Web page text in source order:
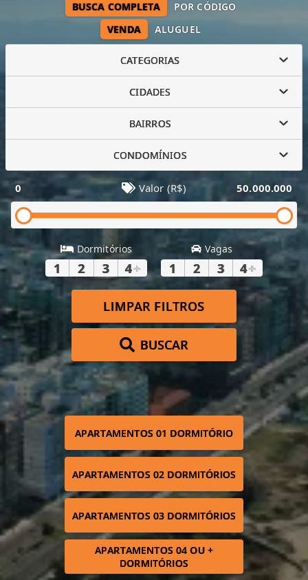
VENDA ALUGUEL
BUSCA COMPLETA POR CÓDIGO
CATEGORIAS
CIDADES
BAIRROS
CONDOMÍNIOS
0 Valor (R$) 50.000.000
Dormitórios
1 2 3 4+
Vagas
1 2 3 4+
LIMPAR FILTROS
BUSCAR
APARTAMENTOS 01 DORMITÓRIO
APARTAMENTOS 02 DORMITÓRIOS
APARTAMENTOS 03 DORMITÓRIOS
APARTAMENTOS 04 OU +
DORMITÓRIOS